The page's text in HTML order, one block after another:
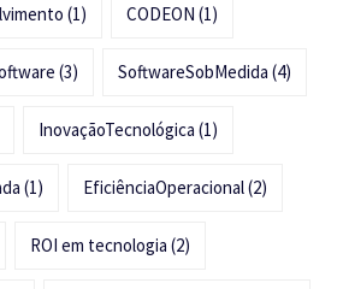
(1) CODEON (1)
(3) SoftwareSobMedida (4)
InovaçãoTecnológica (1)
(1) EficiênciaOperacional(2)
ROI em tecnologia (2)